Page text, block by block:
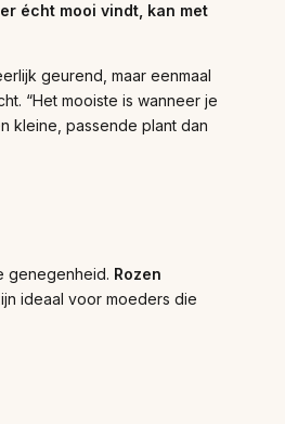
écht mooi vindt, kan met
geurend, maar eenmaal
“Het mooiste is wanneer je
kleine, passende plant dan
genegenheid. Rozen
ideaal voor moeders die